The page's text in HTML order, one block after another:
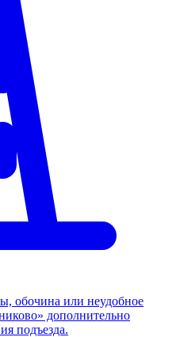
обочина или неудобное
дополнительно
подъезда.